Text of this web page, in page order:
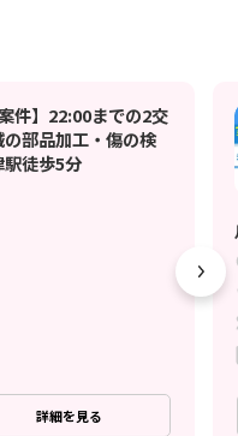
案件】22:00までの2交
部品加工・傷の検
徒歩5分
詳細を見る